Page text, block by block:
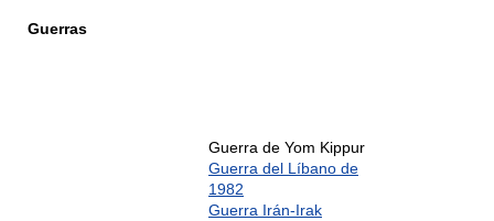
Guerras
Guerra de Yom Kippur
Guerra del Líbano de
1982
Guerra Irán-Irak